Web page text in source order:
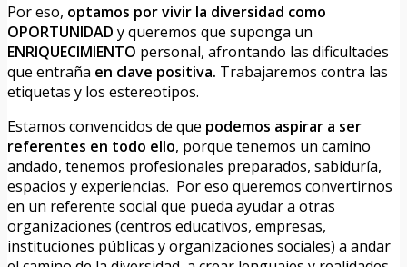
Por eso, optamos por vivir la diversidad como
OPORTUNIDAD y queremos que suponga un
ENRIQUECIMIENTO personal, afrontando las dificultades
que entraña en clave positiva. Trabajaremos contra las
etiquetas y los estereotipos.
Estamos convencidos de que podemos aspirar a ser
referentes en todo ello, porque tenemos un camino
andado, tenemos profesionales preparados, sabiduría,
espacios y experiencias. Por eso queremos convertirnos
en un referente social que pueda ayudar a otras
organizaciones (centros educativos, empresas,
instituciones públicas y organizaciones sociales) a andar